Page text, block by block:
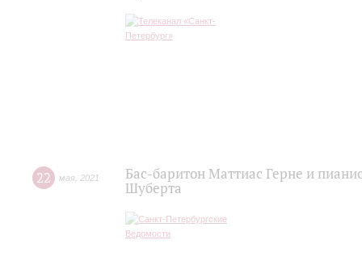
22 мая 2021
Бас-баритон Маттиас Герне и
Шуберта